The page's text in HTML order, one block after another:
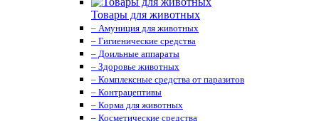
Товары для животных
– Амуниция для животных
– Гигиенические средства
– Доильные аппараты
– Здоровье животных
– Комплексные средства от паразитов
– Контрацептивы
– Корма для животных
– Косметические средства